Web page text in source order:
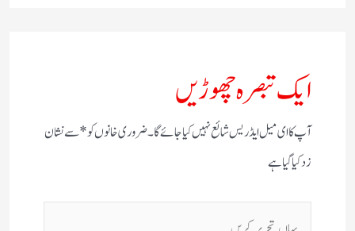
ایک تبصرہ چھوڑیں
آپ کا ای میل ایڈریس شائع نہیں کیا جائے گا۔ضروری خانوں کو*سے نشان
زد کیا گیا ہے
یہاں